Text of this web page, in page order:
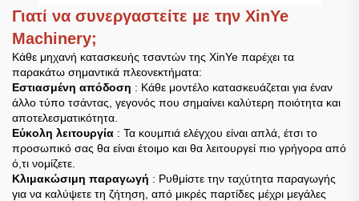
Γιατί να συνεργαστείτε με την XinYe
Machinery;
Κάθε μηχανή κατασκευής τσαντών της XinYe παρέχει τα
παρακάτω σημαντικά πλεονεκτήματα:
Εστιασμένη απόδοση : Κάθε μοντέλο κατασκευάζεται για έναν
άλλο τύπο τσάντας, γεγονός που σημαίνει καλύτερη ποιότητα και
αποτελεσματικότητα.
Εύκολη λειτουργία : Τα κουμπιά ελέγχου είναι απλά, έτσι το
προσωπικό σας θα είναι έτοιμο και θα λειτουργεί πιο γρήγορα από
ό,τι νομίζετε.
Κλιμακώσιμη παραγωγή : Ρυθμίστε την ταχύτητα παραγωγής
για να καλύψετε τη ζήτηση, από μικρές παρτίδες μέχρι μεγάλες